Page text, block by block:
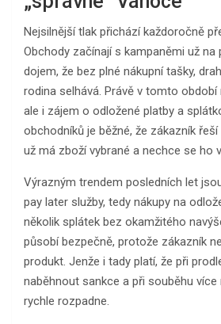
Nejsilnější tlak přichází každoročně
Obchody začínají s kampaněmi už na
dojem, že bez plné nákupní tašky,
rodina selhává. Právě v tomto období
ale i zájem o odložené platby a
obchodníků je běžné, že zákazník
už má zboží vybrané a nechce se ho
Výrazným trendem posledních let
pay later služby, tedy nákupy na
několik splátek bez okamžitého
působí bezpečně, protože zákazník
produkt. Jenže i tady platí, že při
naběhnout sankce a při souběhu
rychle rozpadne.